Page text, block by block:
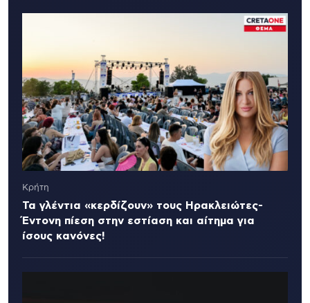
Κρήτη
Τα γλέντια «κερδίζουν» τους Ηρακλειώτες-
Έντονη πίεση στην εστίαση και αίτημα για
ίσους κανόνες!